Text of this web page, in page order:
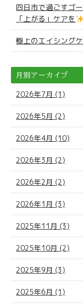
四日市で過ごすゴ
「上がる」ケアを
極上のエイシング
月別アーカイブ
2026年7月 (1)
2026年5月 (2)
2026年4月 (10)
2026年3月 (2)
2026年2月 (2)
2026年1月 (3)
2025年11月 (3)
2025年10月 (2)
2025年9月 (3)
2025年6月 (1)